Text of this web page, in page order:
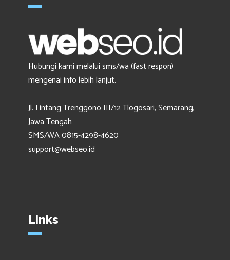
Hubungi kami melalui sms/wa (fast respon)
mengenai info lebih lanjut.
Jl. Lintang Trenggono III/12 Tlogosari, Semarang,
Jawa Tengah
SMS/WA 0815-4298-4620
support@webseo.id
Links